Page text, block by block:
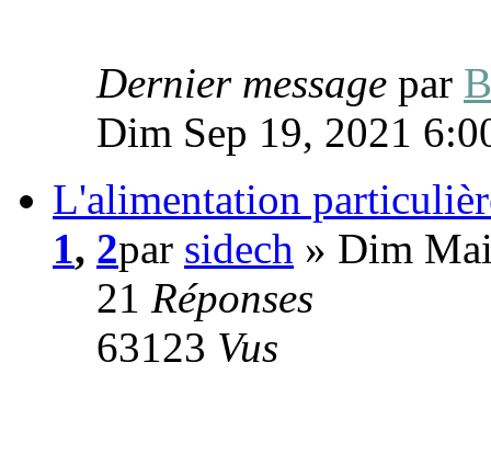
Dernier message par
Dim Sep 19, 2021
L'alimentation
1, 2par sidech » Dim
21 Réponses
63123 Vus